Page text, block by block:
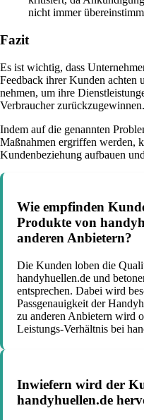
nicht immer
Fazit
Es ist wichtig, dass
Feedback ihrer Kunden achten
nehmen, um ihre
Verbraucher zurückzugewinnen.
Indem auf die genannten
Maßnahmen ergriffen werden,
Kundenbeziehung aufbauen
Wie empfinden
Produkte von
anderen Anbietern?
Die Kunden loben die
handyhuellen.de und
entsprechen. Dabei wird
Passgenauigkeit der
zu anderen Anbietern wird
Leistungs-Verhältnis bei
Inwiefern wird der
handyhuellen.de